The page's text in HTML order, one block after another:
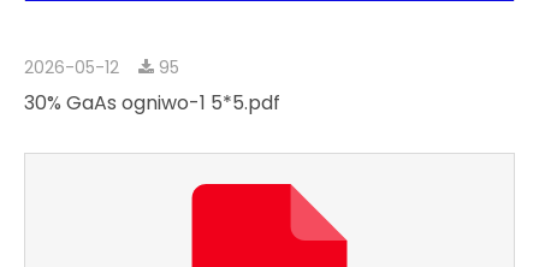
2026-05-12 95
30% GaAs ogniwo-1 5*5.pdf